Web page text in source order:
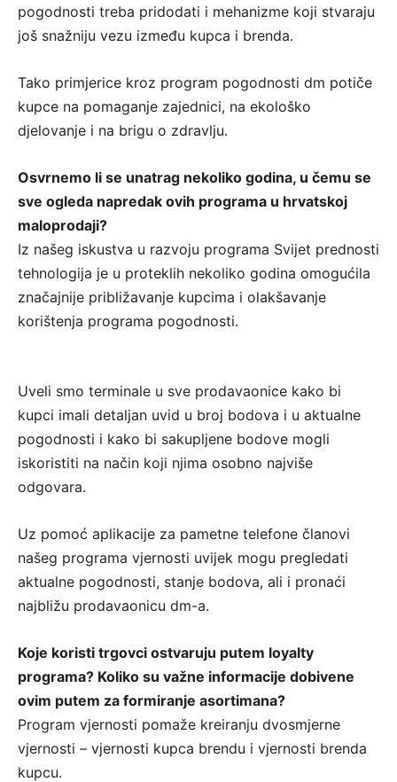
pogodnosti treba pridodati i mehanizme koji stvaraju
još snažniju vezu između kupca i brenda.
Tako primjerice kroz program pogodnosti dm potiče
kupce na pomaganje zajednici, na ekološko
djelovanje i na brigu o zdravlju.
Osvrnemo li se unatrag nekoliko godina, u čemu se
sve ogleda napredak ovih programa u hrvatskoj
maloprodaji?
Iz našeg iskustva u razvoju programa Svijet prednosti
tehnologija je u proteklih nekoliko godina omogućila
značajnije približavanje kupcima i olakšavanje
korištenja programa pogodnosti.
Uveli smo terminale u sve prodavaonice kako bi
kupci imali detaljan uvid u broj bodova i u aktualne
pogodnosti i kako bi sakupljene bodove mogli
iskoristiti na način koji njima osobno najviše
odgovara.
Uz pomoć aplikacije za pametne telefone članovi
našeg programa vjernosti uvijek mogu pregledati
aktualne pogodnosti, stanje bodova, ali i pronaći
najbližu prodavaonicu dm-a.
Koje koristi trgovci ostvaruju putem loyalty
programa? Koliko su važne informacije dobivene
ovim putem za formiranje asortimana?
Program vjernosti pomaže kreiranju dvosmjerne
vjernosti – vjernosti kupca brendu i vjernosti brenda
kupcu.